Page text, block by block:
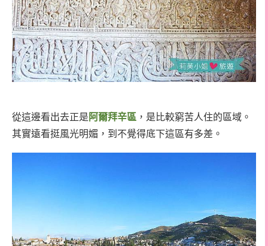
從這邊看出去正是 阿爾拜辛區 ，是比較窮苦人住的區域。
其實遠看挺風光明媚，到不覺得底下這區有多差。